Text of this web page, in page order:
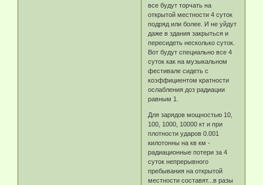
все будут торчать на
открытой местности 4 суток
подряд или более. И не уйдут
даже в здания закрыться и
пересидеть несколько суток.
Вот будут специально все 4
суток как на музыкальном
фестивале сидеть с
коэффициентом кратности
ослабления доз радиации
равным 1.
Для зарядов мощностью 10,
100, 1000, 10000 кт и при
плотности ударов 0.001
килотонны на кв км -
радиационные потери за 4
суток непрерывного
пребывания на открытой
местности составят...в разы